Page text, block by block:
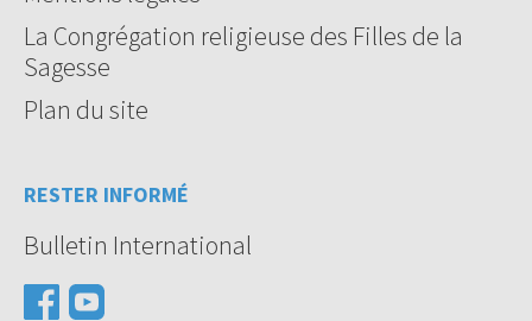
La Congrégation religieuse des Filles de la
Sagesse
Plan du site
RESTER INFORMÉ
Bulletin International